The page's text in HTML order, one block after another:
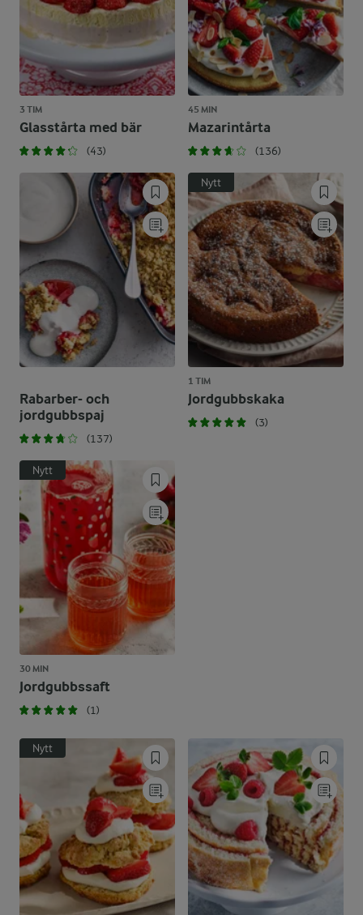
3 TIM
Glasstårta med bär
(43)
45 MIN
Mazarintårta
(136)
Rabarber- och
jordgubbspaj
(137)
Nytt
1 TIM
Jordgubbskaka
(3)
Nytt
30 MIN
Jordgubbssaft
(1)
Nytt